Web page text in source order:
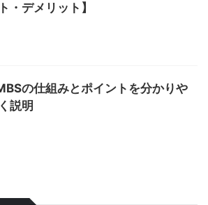
・デメリット】
の仕組みとポイントを分かりや
説明